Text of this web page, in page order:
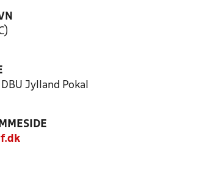
Jylland Pokal